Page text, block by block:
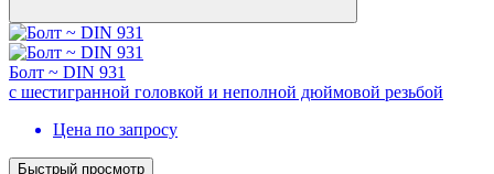
Болт ~ DIN 931
с шестигранной головкой и неполной дюймовой резьбой
Цена по запросу
Быстрый просмотр